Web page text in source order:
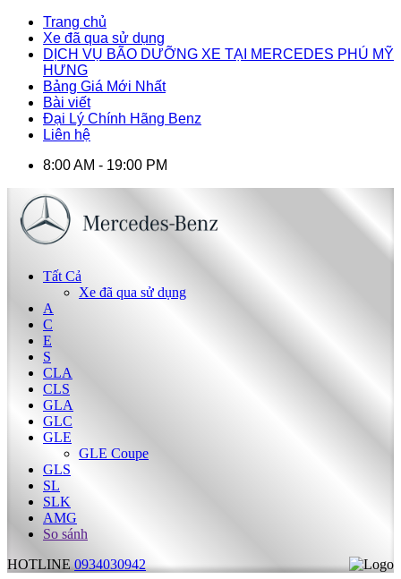
Trang chủ
Xe đã qua sử dụng
DỊCH VỤ BÃO DƯỠNG XE TẠI MERCEDES PHÚ MỸ
HƯNG
Bảng Giá Mới Nhất
Bài viết
Đại Lý Chính Hãng Benz
Liên hệ
8:00 AM - 19:00 PM
Tất Cả
Xe đã qua sử dụng
A
C
E
S
CLA
CLS
GLA
GLC
GLE
GLE Coupe
GLS
SL
SLK
AMG
So sánh
HOTLINE 0934030942